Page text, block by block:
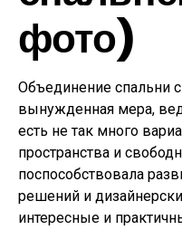
фото)
Объединение спальни
вынужденная мера,
есть не так много
пространства и
поспособствовала
решений и
интересные и